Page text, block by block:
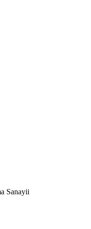
Sanayii